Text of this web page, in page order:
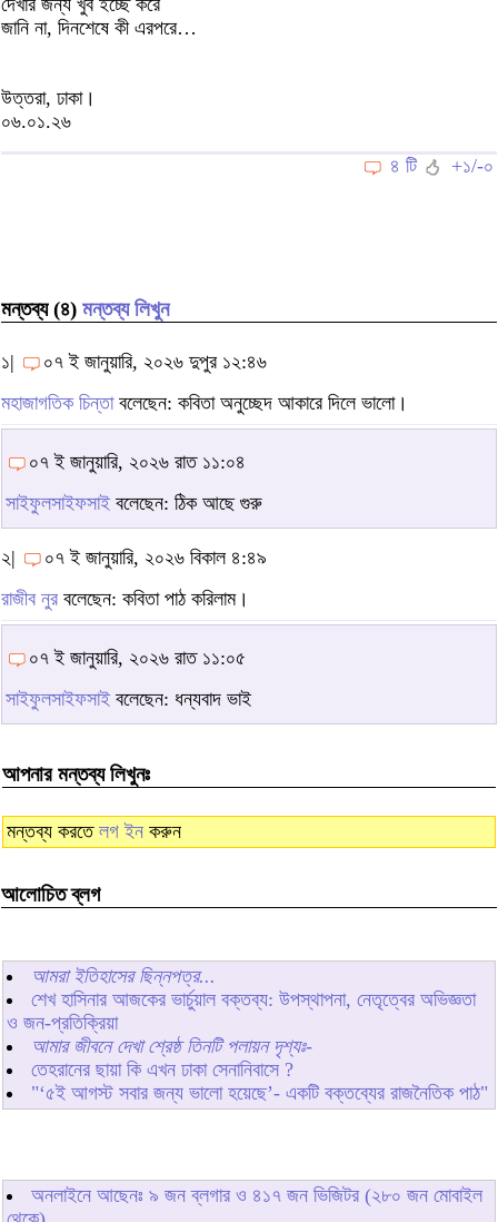
দেখার জন্য খুব ইচ্ছে করে
জানি না, দিনশেষে কী এরপরে…
উত্তরা, ঢাকা।
০৬.০১.২৬
৪ টি
+১/-০
মন্তব্য (৪) মন্তব্য লিখুন
১|
০৭ ই জানুয়ারি, ২০২৬ দুপুর ১২:৪৬
মহাজাগতিক চিন্তাবলেছেন: কবিতা অনুচ্ছেদ আকারে দিলে ভালো।
০৭ ই জানুয়ারি, ২০২৬ রাত ১১:০৪
সাইফুলসাইফসাই বলেছেন: ঠিক আছে গুরু
২|
০৭ ই জানুয়ারি, ২০২৬ বিকাল ৪:৪৯
রাজীব নুর বলেছেন: কবিতা পাঠ করিলাম।
০৭ ই জানুয়ারি, ২০২৬ রাত ১১:০৫
সাইফুলসাইফসাই বলেছেন: ধন্যবাদ ভাই
আপনার মন্তব্য লিখুনঃ
মন্তব্য করতে লগ ইন করুন
আলোচিত ব্লগ
আমরা ইতিহাসের ছিন্নপত্র...
শেখ হাসিনার আজকের ভার্চুয়াল বক্তব্য: উপস্থাপনা, নেতৃত্বের অভিজ্ঞতা
ও জন-প্রতিক্রিয়া
আমার জীবনে দেখা শ্রেষ্ঠ তিনটি পলায়ন দৃশ্যঃ-
তেহরানের ছায়া কি এখন ঢাকা সেনানিবাসে ?
"‘৫ই আগস্ট সবার জন্য ভালো হয়েছে’- একটি বক্তব্যের রাজনৈতিক পাঠ"
অনলাইনে আছেনঃ ৯ জন ব্লগার ও ৪১৭ জন ভিজিটর (২৮০ জন মোবাইল